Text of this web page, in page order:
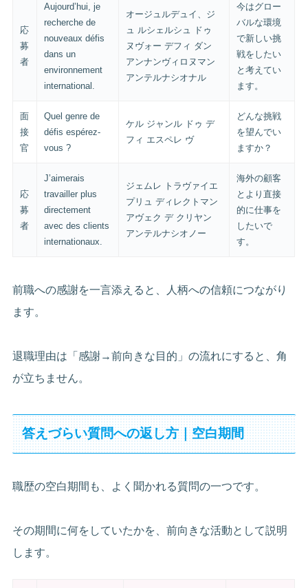
応
募
者
Aujourd’hui, je
recherche de
nouveaux défis
dans un
environnement
international.
オージュルデュイ、ジ
ュ ルシェルシュ ドゥ
ヌヴォー デフィ ダン
アンナンヴィロヌマン
アンテルナシオナル
今はグロー
バルな環境
で新しい挑
戦をしたい
と考えてい
ます。
面
接
官
Quel genre de
défis espérez-
vous ?
ケル ジャンル ドゥ デ
フィ エスペレ ヴ
どんな挑戦
を望んでい
ますか？
応
募
者
J’aimerais
travailler plus
directement
avec des clients
internationaux.
ジェムレ トラヴァイエ
プリュ ディレクトマン
アヴェク デ クリヤン
アンテルナシオノー
海外の顧客
とより直接
的に仕事を
したいで
す。
前職への感謝を一言添えると、人柄への信頼につながり
ます。
退職理由は「感謝→前向きな目的」の流れにすると、角
が立ちません。
答えづらい質問への返し方｜空白期間
職歴の空白期間も、よく聞かれる質問の一つです。
その期間に何をしていたかを、前向きな活動として説明
します。